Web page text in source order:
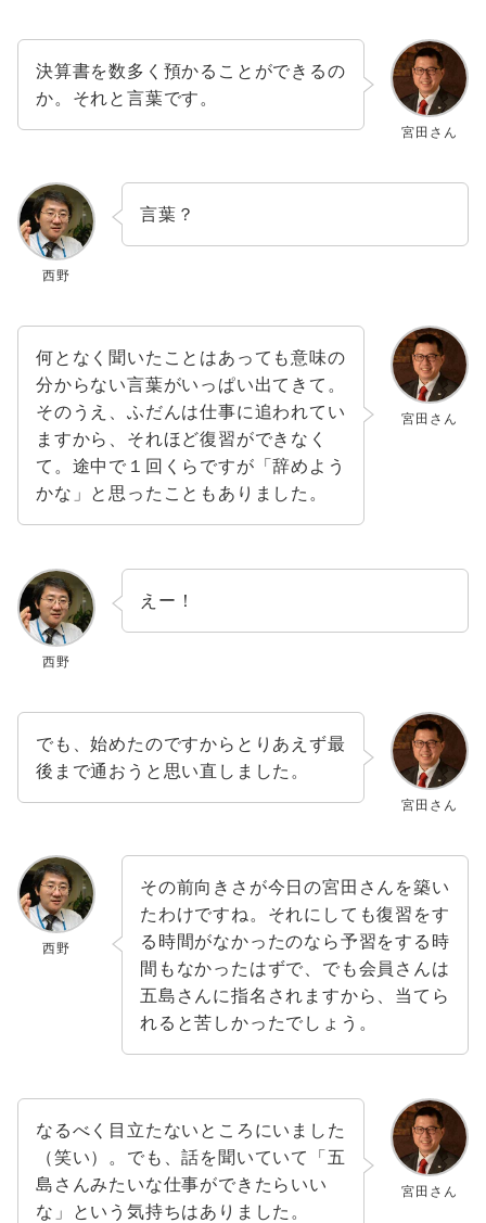
宮田さん
決算書を数多く預かることができるの
か。それと言葉です。
西野
言葉？
宮田さん
何となく聞いたことはあっても意味の
分からない言葉がいっぱい出てきて。
そのうえ、ふだんは仕事に追われてい
ますから、それほど復習ができなく
て。途中で１回くらですが「辞めよう
かな」と思ったこともありました。
西野
えー！
宮田さん
でも、始めたのですからとりあえず最
後まで通おうと思い直しました。
西野
その前向きさが今日の宮田さんを築い
たわけですね。それにしても復習をす
る時間がなかったのなら予習をする時
間もなかったはずで、でも会員さんは
五島さんに指名されますから、当てら
れると苦しかったでしょう。
宮田さん
なるべく目立たないところにいました
（笑い）。でも、話を聞いていて「五
島さんみたいな仕事ができたらいい
な」という気持ちはありました。